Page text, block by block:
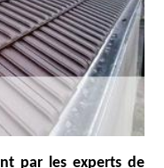
par les experts de